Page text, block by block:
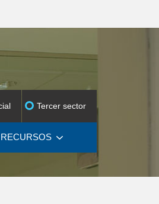
RECURSOS
Tercer sector